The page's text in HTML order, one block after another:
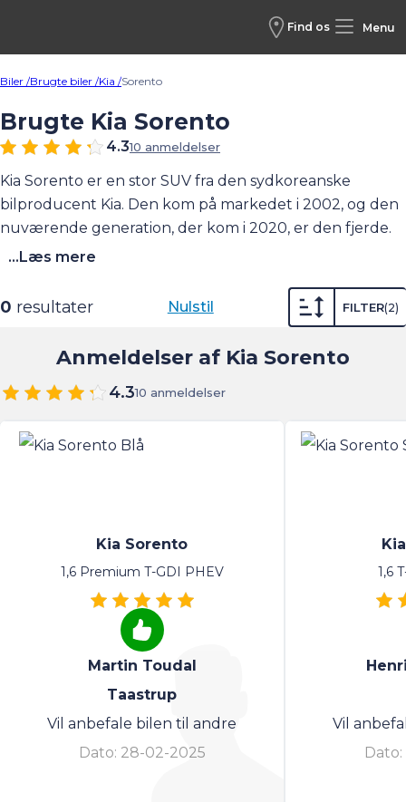
Find os Menu
Biler /Brugte biler /Kia /Sorento
Brugte Kia Sorento
4.310 anmeldelser
Kia Sorento er en stor SUV fra den sydkoreanske
bilproducent Kia. Den kom på markedet i 2002, og den
nuværende generation, der kom i 2020, er den fjerde.
Med en Kia Sorento får du en virkelig stor bil med
den seneste udgave og i tredje generation af bilen, der
var i produktion mellem 2014 og 2020. Begge disse har
også plads til syv personer, så bilen fungerer også for
den store familie. Hos Andersen & Martini har vi ofte
brugte eksemplarer af de seneste to udgaver på lager.
forhandler.Klik her, og læs alt om seneste udgave af
...Læs mere
0 resultater Nulstil FILTER 2
Anmeldelser af Kia Sorento
4.310 anmeldelser
Kia Sorento
1,6 Premium T-GDI PHEV
Martin Toudal
Taastrup
Vil anbefale bilen til andre
Dato: 28-02-2025
1,6
Vil
Dato: